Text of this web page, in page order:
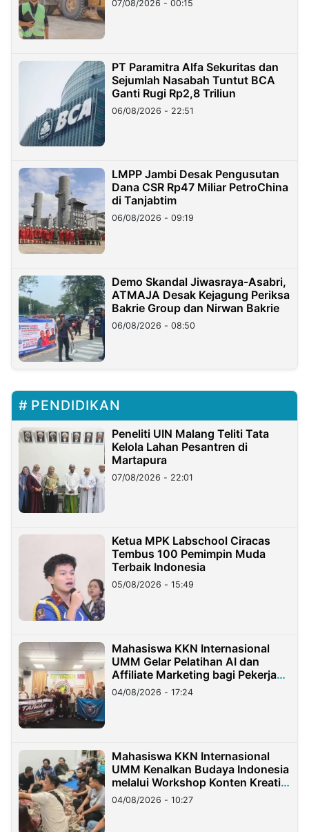
07/08/2026 - 00:15
PT Paramitra Alfa Sekuritas dan
Sejumlah Nasabah Tuntut BCA
Ganti Rugi Rp2,8 Triliun
06/08/2026 - 22:51
LMPP Jambi Desak Pengusutan
Dana CSR Rp47 Miliar PetroChina
di Tanjabtim
06/08/2026 - 09:19
Demo Skandal Jiwasraya-Asabri,
ATMAJA Desak Kejagung Periksa
Bakrie Group dan Nirwan Bakrie
06/08/2026 - 08:50
PENDIDIKAN
Peneliti UIN Malang Teliti Tata
Kelola Lahan Pesantren di
Martapura
07/08/2026 - 22:01
Ketua MPK Labschool Ciracas
Tembus 100 Pemimpin Muda
Terbaik Indonesia
05/08/2026 - 15:49
Mahasiswa KKN Internasional
UMM Gelar Pelatihan AI dan
Affiliate Marketing bagi Pekerja
Migran Indonesia di Taiwan
04/08/2026 - 17:24
Mahasiswa KKN Internasional
UMM Kenalkan Budaya Indonesia
melalui Workshop Konten Kreatif
di Taiwan
04/08/2026 - 10:27